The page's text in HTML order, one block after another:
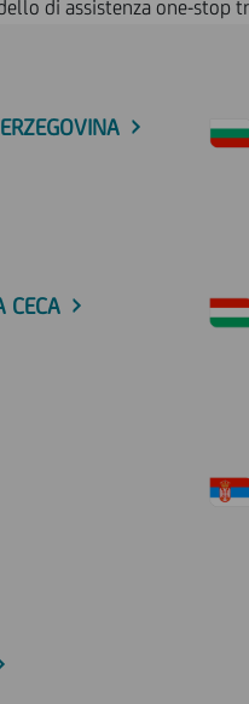
di assistenza one-stop
CECA